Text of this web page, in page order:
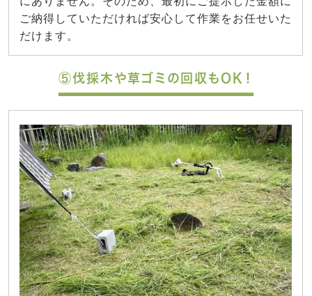
ご納得していただければ安心して作業をお任せいた
だけます。
⑤伐採木や草ゴミの回収もOK！